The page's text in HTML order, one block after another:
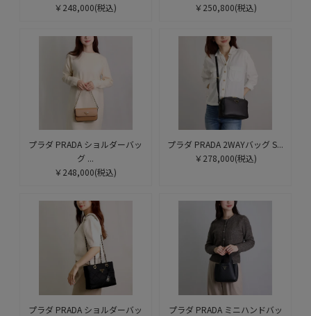
￥248,000(税込)
￥250,800(税込)
プラダ PRADA ショルダーバッ
グ ...
￥248,000(税込)
プラダ PRADA 2WAYバッグ S...
￥278,000(税込)
プラダ PRADA ショルダーバッ
プラダ PRADA ミニハンドバッ